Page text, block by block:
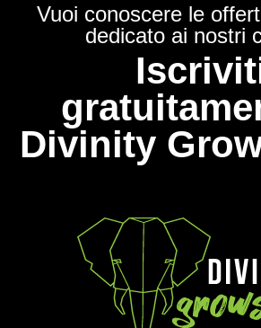
Vuoi conoscere le
dedicato ai nostri
Divinity